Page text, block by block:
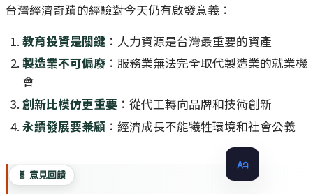
台灣經濟奇蹟的經驗對今天仍有啟發意義：
教育投資是關鍵 ：人力資源是台灣最重要的資產
製造業不可偏廢 ：服務業無法完全取代製造業的就業機
會
創新比模仿更重要 ：從代工轉向品牌和技術創新
永續發展要兼顧 ：經濟成長不能犧牲環境和社會公義
🧬 意見回饋